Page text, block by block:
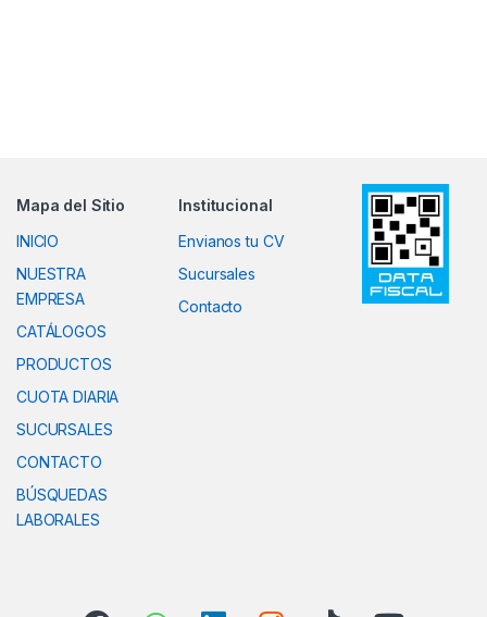
Mapa del Sitio
INICIO
NUESTRA
EMPRESA
CATÁLOGOS
PRODUCTOS
CUOTA DIARIA
SUCURSALES
CONTACTO
BÚSQUEDAS
LABORALES
Institucional
Envianos tu CV
Sucursales
Contacto